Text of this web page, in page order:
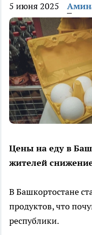
5 июня 2025
Цены на еду в
жителей
В Башкортостане
продуктов, что
республики.